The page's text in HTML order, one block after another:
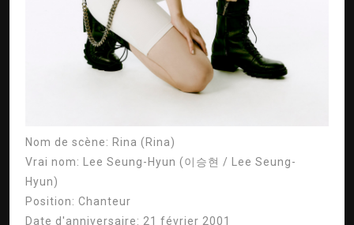
Nom de scène: Rina (Rina)
Vrai nom: Lee Seung-Hyun (이승현 / Lee Seung-
Hyun)
Position: Chanteur
Date d'anniversaire: 21 février 2001